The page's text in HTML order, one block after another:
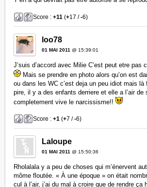
Score :+11 (+17 /-6)
loo78
01 MAI 2011 @ 15:39:01
J’suis d’accord avec Milie C’est peut etre pas
Mais se prendre en photo alors qu’on est
ou dans les WC c’est deja un peu idiot mais là
pire, il y a des enfants derriere et elle a l’air de
completement vive le narcissisme!!
Score :+1 (+7 /-6)
Laloupe
01 MAI 2011 @ 15:50:36
Rholalala y a peu de choses qui m’énervent
môme floutée. « À une époque » on était
cul à l’air, j’ai du mal à croire que de rendre ça